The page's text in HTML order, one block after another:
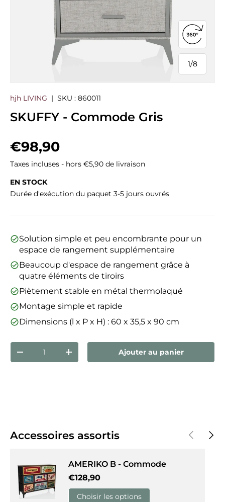
1/
de
8
Ouvrir la
hjh LIVING | SKU : 860011
SKUFFY - Commode Gris
Prix habituel
€98,90
Taxes incluses - hors €5,90 de livraison
EN STOCK
Durée d'exécution du paquet 3-5 jours ouvrés
Solution simple et peu encombrante pour un
espace de rangement supplémentaire
Beaucoup d'espace de rangement grâce à
quatre éléments de tiroirs
Piètement stable en métal thermolaqué
Montage simple et rapide
Dimensions (l x P x H) : 60 x 35,5 x 90 cm
Qté
Diminuer la quantitéAugmenter la quantité
Ajouter au panier
Accessoires assortis Précédent
AMERIKO B - Commode
Prix habituel
€128,90
Choisir les options